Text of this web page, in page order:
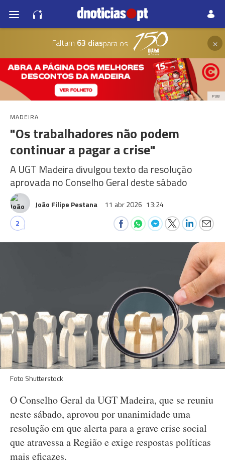
Faltam 63 diaspara os ×
PUB
MADEIRA
"Os trabalhadores não podem
continuar a pagar a crise"
A UGT Madeira divulgou texto da resolução
aprovada no Conselho Geral deste sábado
João Filipe Pestana 11 abr 2026 13:24
2
Foto Shutterstock
O Conselho Geral da UGT Madeira, que se reuniu
neste sábado, aprovou por unanimidade uma
resolução em que alerta para a grave crise social
que atravessa a Região e exige respostas políticas
mais eficazes.